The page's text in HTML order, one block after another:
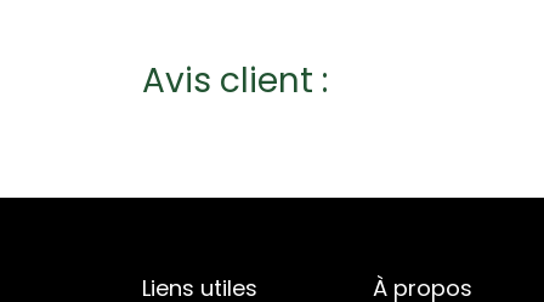
Avis client :
Liens utiles À propos